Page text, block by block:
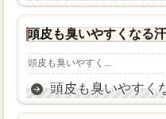
頭皮も臭いやすくなる
頭皮も臭いやすく...
頭皮も臭いやすく